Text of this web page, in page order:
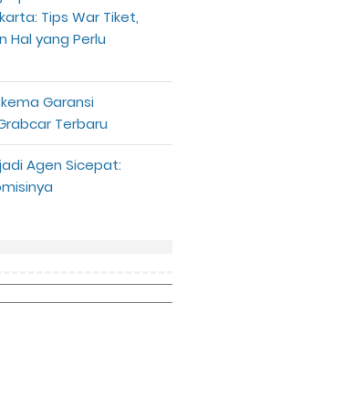
Tips War Tiket,
Hal yang Perlu
Garansi
Terbaru
Agen Sicepat: